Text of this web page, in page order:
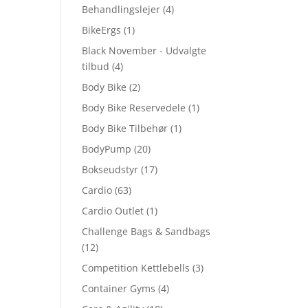
Behandlingslejer (4)
BikeErgs (1)
Black November - Udvalgte
tilbud (4)
Body Bike (2)
Body Bike Reservedele (1)
Body Bike Tilbehør (1)
BodyPump (20)
Bokseudstyr (17)
Cardio (63)
Cardio Outlet (1)
Challenge Bags & Sandbags
(12)
Competition Kettlebells (3)
Container Gyms (4)